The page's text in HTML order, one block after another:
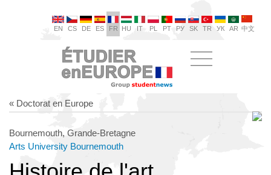
EN CS DE ES FR HU IT PL PT РУ SK TR УК AR 中文
« Doctorat en Europe
Bournemouth, Grande-Bretagne
Arts University Bournemouth